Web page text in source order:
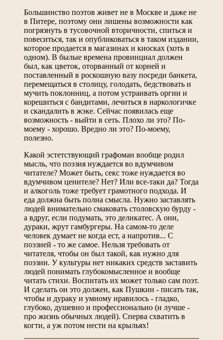
Большинство поэтов живет не в Москве и даже не
в Питере, поэтому они лишены возможности как
погрязнуть в тусовочной вторичности, спиться и
повеситься, так и опубликоваться в таком издании,
которое продается в магазинах и киосках (хоть в
одном). В былые времена провинциал должен
был, как цветок, оторванный от корней и
поставленный в роскошную вазу посреди банкета,
перемещаться в столицу, голодать, бедствовать и
мучить поклонниц, а потом устраивать оргии и
корешиться с бандитами, лечиться в наркологичке
и скандалить в жэке. Сейчас появилась еще
возможность - выйти в сеть. Плохо ли это? По-
моему - хорошо. Вредно ли это? По-моему,
полезно.
Какой эстетствующий графоман вообще родил
мысль, что поэзия нуждается во вдумчивом
читателе? Может быть, секс тоже нуждается во
вдумчивом ценителе? Нет? Или все-таки да? Тогда
и алкоголь тоже требует грамотного подхода. И
еда должна быть полна смысла. Нужно заставлять
людей внимательно смаковать столовскую бурду -
а вдруг, если подумать, это деликатес. А они,
дураки, жрут гамбургеры. На самом-то деле
человек думает не когда ест, а напротив... С
поэзией - то же самое. Нельзя требовать от
читателя, чтобы он был такой, как нужно для
поэзии. У культуры нет никаких средств заставить
людей понимать глубокомысленное и вообще
читать стихи. Воспитать их может только сам поэт.
И сделать он это должен, как Пушкин - писать так,
чтобы и дураку и умному нравилось - гладко,
глубоко, душевно и профессионально (и лучше -
про жизнь обычных людей). Сперва схватить в
когти, а уж потом нести на крыльях!